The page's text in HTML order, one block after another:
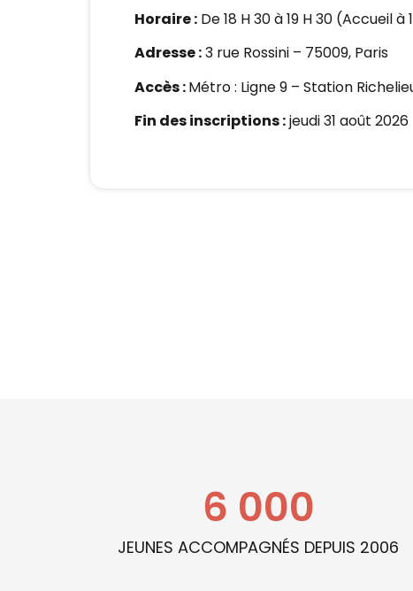
Horaire : De 18 H 30 à 19 H 30 (Accueil à
Adresse :3 rue Rossini – 75009, Paris
Accès :Métro : Ligne 9 – Station
Fin des inscriptions :jeudi 31 août 2026
JEUNES ACCOMPAGNÉS DEPUIS 2006
6 000